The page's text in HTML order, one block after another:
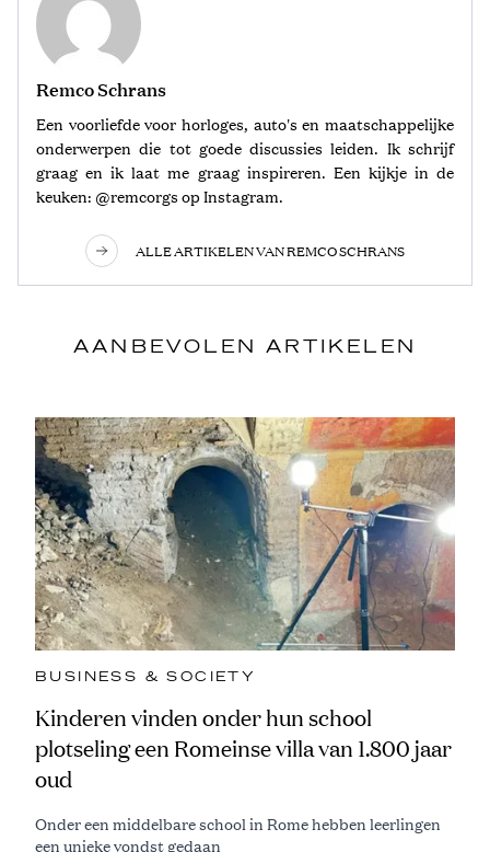
Remco Schrans
Een voorliefde voor horloges, auto's en maatschappelijke
onderwerpen die tot goede discussies leiden. Ik schrijf
graag en ik laat me graag inspireren. Een kijkje in de
keuken: @remcorgs op Instagram.
ALLE ARTIKELEN VAN REMCO SCHRANS
AANBEVOLEN ARTIKELEN
BUSINESS & SOCIETY
Kinderen vinden onder hun school
plotseling een Romeinse villa van 1.800 jaar
oud
Onder een middelbare school in Rome hebben leerlingen
een unieke vondst gedaan